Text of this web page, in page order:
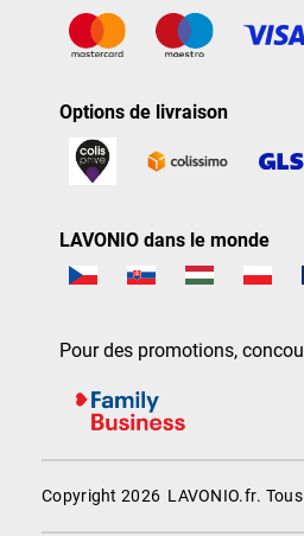
Options de livraison
LAVONIO dans le monde
Pour des promotions,
Copyright 2026 LAVONIO.fr.